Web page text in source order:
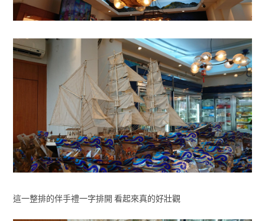
這一整排的伴手禮一字排開 看起來真的好壯觀